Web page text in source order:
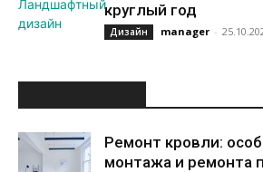
круглый год
Дизайн manager -
Ремонт кровли:
монтажа и ремонта